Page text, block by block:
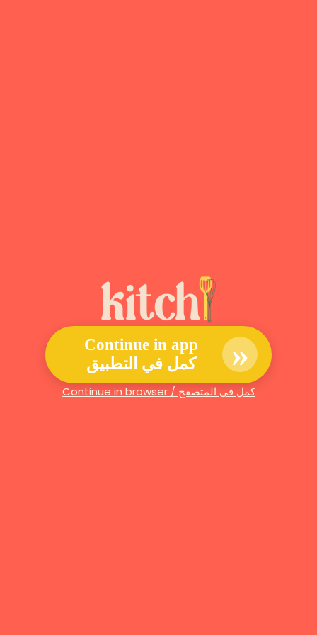
Continue in app
كمل في التطبيق
»
Continue in browser / كمل في المتصفح